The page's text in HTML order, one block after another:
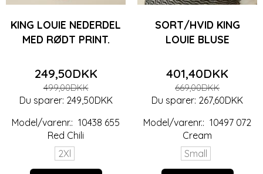
KING LOUIE NEDERDEL
MED RØDT PRINT.
249,50DKK
499,00DKK
Du sparer: 249,50DKK
Model/varenr.: 10438 655
Red Chili
2Xl
SORT/HVID KING
LOUIE BLUSE
401,40DKK
669,00DKK
Du sparer: 267,60DKK
Model/varenr.: 10497 072
Cream
Small